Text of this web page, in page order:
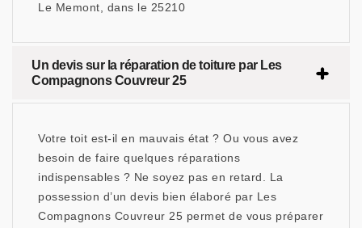
Le Memont, dans le 25210
Un devis sur la réparation de toiture par Les
Compagnons Couvreur 25
Votre toit est-il en mauvais état ? Ou vous avez
besoin de faire quelques réparations
indispensables ? Ne soyez pas en retard. La
possession d’un devis bien élaboré par Les
Compagnons Couvreur 25 permet de vous préparer